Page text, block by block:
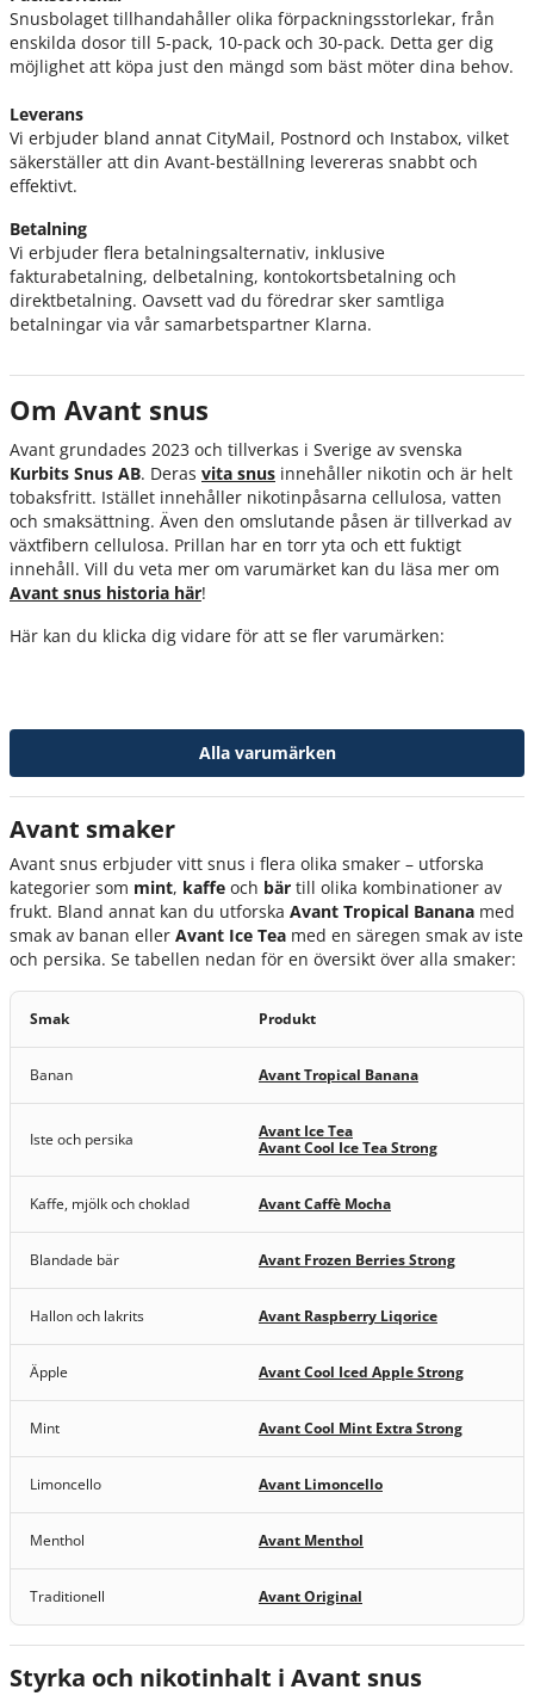
Snusbolaget tillhandahåller olika förpackningsstorlekar, från
enskilda dosor till 5-pack, 10-pack och 30-pack. Detta ger dig
möjlighet att köpa just den mängd som bäst möter dina behov.
Leverans
Vi erbjuder bland annat CityMail, Postnord och Instabox, vilket
säkerställer att din Avant-beställning levereras snabbt och
effektivt.
Betalning
Vi erbjuder flera betalningsalternativ, inklusive
fakturabetalning, delbetalning, kontokortsbetalning och
direktbetalning. Oavsett vad du föredrar sker samtliga
betalningar via vår samarbetspartner Klarna.
Om Avant snus
Avant grundades 2023 och tillverkas i Sverige av svenska
Kurbits Snus AB. Deras vita snus innehåller nikotin och är helt
tobaksfritt. Istället innehåller nikotinpåsarna cellulosa, vatten
och smaksättning. Även den omslutande påsen är tillverkad av
växtfibern cellulosa. Prillan har en torr yta och ett fuktigt
innehåll. Vill du veta mer om varumärket kan du läsa mer om
Avant snus historia här!
Här kan du klicka dig vidare för att se fler varumärken:
Alla varumärken
Avant smaker
Avant snus erbjuder vitt snus i flera olika smaker – utforska
kategorier som mint, kaffe och bär till olika kombinationer av
frukt. Bland annat kan du utforska Avant Tropical Banana med
smak av banan eller Avant Ice Tea med en säregen smak av iste
och persika. Se tabellen nedan för en översikt över alla smaker:
Smak Produkt
Banan Avant Tropical Banana
Iste och persika
Avant Ice Tea
Avant Cool Ice Tea Strong
Kaffe, mjölk och choklad Avant Caffè Mocha
Blandade bär Avant Frozen Berries Strong
Hallon och lakrits Avant Raspberry Liqorice
Äpple Avant Cool Iced Apple Strong
Mint Avant Cool Mint Extra Strong
Limoncello Avant Limoncello
Menthol Avant Menthol
Traditionell Avant Original
Styrka och nikotinhalt i Avant snus